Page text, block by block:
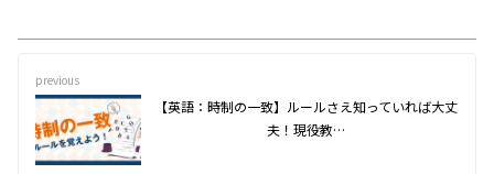
previous
【英語：時制の一致】ルールさえ知っていれば大丈
夫！現役教…